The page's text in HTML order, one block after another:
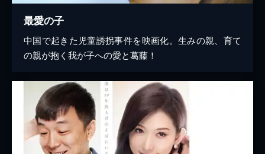
最愛の子
中国で起きた児童誘拐事件を映画化。生みの親、育て
の親が抱く我が子への愛と葛藤！